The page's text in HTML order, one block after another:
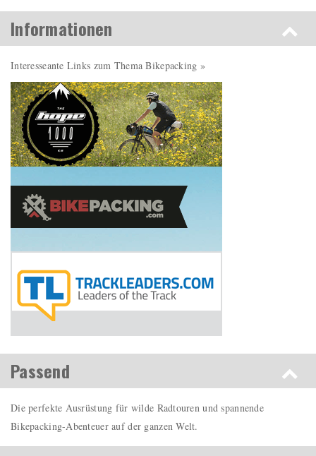
Informationen
Interesseante Links zum Thema Bikepacking »
Passend
Die perfekte Ausrüstung für wilde Radtouren und spannende
Bikepacking-Abenteuer auf der ganzen Welt.